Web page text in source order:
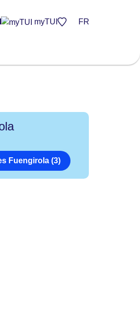
myTUI FR
Fuengirola (3)